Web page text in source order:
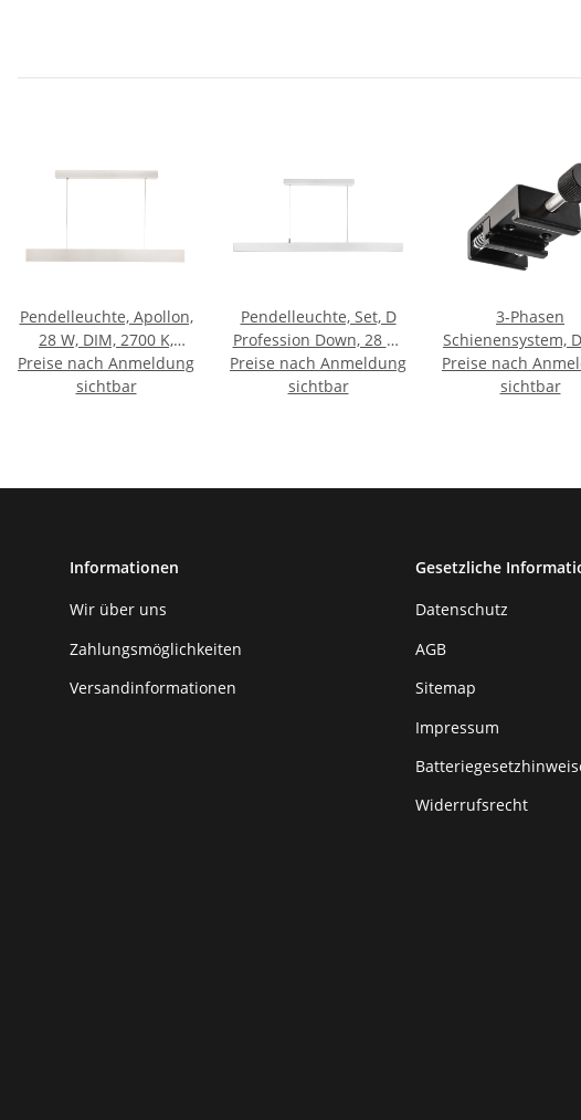
Pendelleuchte, Apollon,
28 W, DIM, 2700 K,
Weiß, 200-250 V/AC
Preise nach Anmeldung
sichtbar
Pendelleuchte, Set, D
Profession Down, 28 W,
DALI, 4000 K, Weiß, 200-
240 V/AC
Preise nach Anmeldung
sichtbar
3-Phasen
Schienensystem, D
für Messebau,
Preise nach
sichtbar
Informationen
Wir über uns
Zahlungsmöglichkeiten
Versandinformationen
Gesetzliche
Datenschutz
AGB
Sitemap
Impressum
Widerrufsrecht